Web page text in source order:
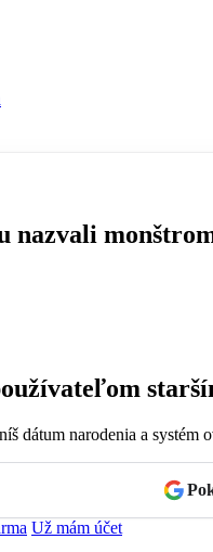
dátum narodenia a systém
Už mám účet